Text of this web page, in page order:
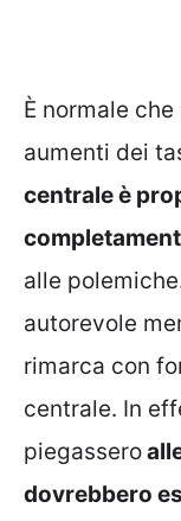
È normale
aumenti dei
centrale è
alle
autorevole
rimarca con
centrale. In
piegassero
dovrebbero